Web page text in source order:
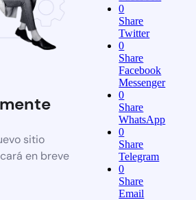
sitio
en breve
0
Share
Twitter
0
Share
Facebook
Messenger
0
Share
WhatsApp
0
Share
Telegram
0
Share
Email